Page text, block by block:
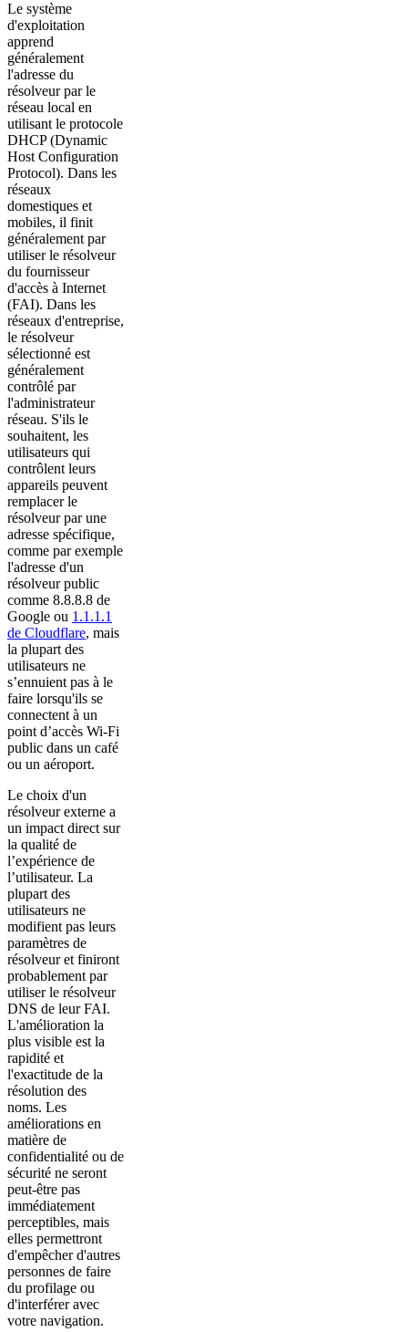
Le système
d'exploitation
apprend
généralement
l'adresse du
résolveur par le
réseau local en
utilisant le protocole
DHCP (Dynamic
Host Configuration
Protocol). Dans les
réseaux
domestiques et
mobiles, il finit
généralement par
utiliser le résolveur
du fournisseur
d'accès à Internet
(FAI). Dans les
réseaux d'entreprise,
le résolveur
sélectionné est
généralement
contrôlé par
l'administrateur
réseau. S'ils le
souhaitent, les
utilisateurs qui
contrôlent leurs
appareils peuvent
remplacer le
résolveur par une
adresse spécifique,
comme par exemple
l'adresse d'un
résolveur public
comme 8.8.8.8 de
Google ou 1.1.1.1
de Cloudflare, mais
la plupart des
utilisateurs ne
s’ennuient pas à le
faire lorsqu'ils se
connectent à un
point d’accès Wi-Fi
public dans un café
ou un aéroport.
Le choix d'un
résolveur externe a
un impact direct sur
la qualité de
l’expérience de
l’utilisateur. La
plupart des
utilisateurs ne
modifient pas leurs
paramètres de
résolveur et finiront
probablement par
utiliser le résolveur
DNS de leur FAI.
L'amélioration la
plus visible est la
rapidité et
l'exactitude de la
résolution des
noms. Les
améliorations en
matière de
confidentialité ou de
sécurité ne seront
peut-être pas
immédiatement
perceptibles, mais
elles permettront
d'empêcher d'autres
personnes de faire
du profilage ou
d'interférer avec
votre navigation.